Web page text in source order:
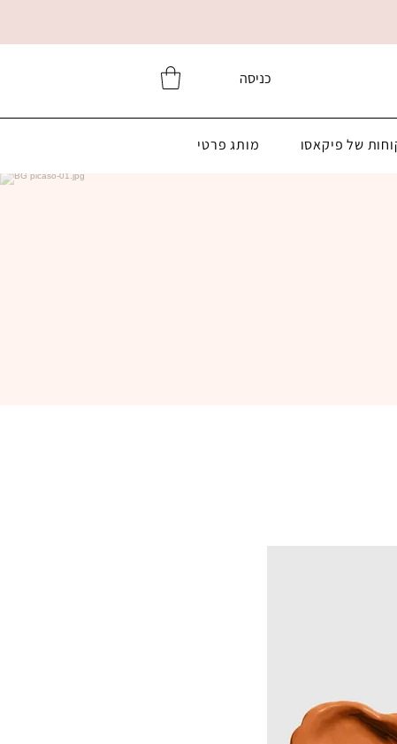
כניסה
של פיקאסו מותג פרטי